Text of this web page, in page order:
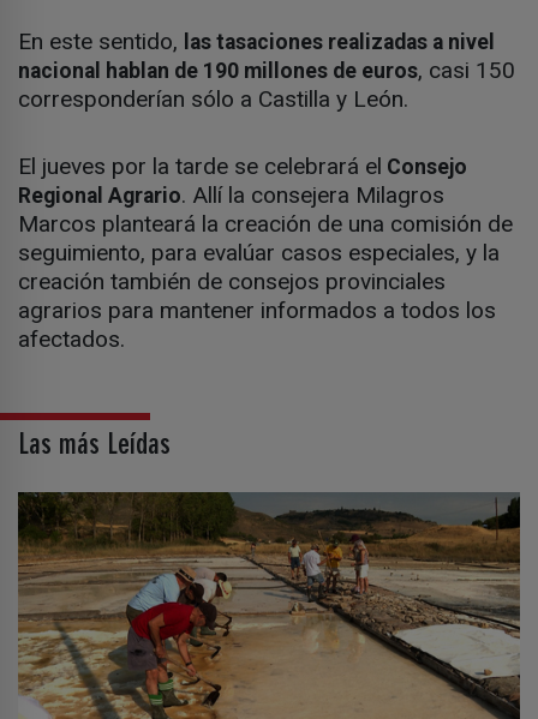
En este sentido, las tasaciones realizadas a nivel
nacional hablan de 190 millones de euros, casi 150
corresponderían sólo a Castilla y León.
El jueves por la tarde se celebrará el Consejo
Regional Agrario. Allí la consejera Milagros
Marcos planteará la creación de una comisión de
seguimiento, para evalúar casos especiales, y la
creación también de consejos provinciales
agrarios para mantener informados a todos los
afectados.
Las más Leídas